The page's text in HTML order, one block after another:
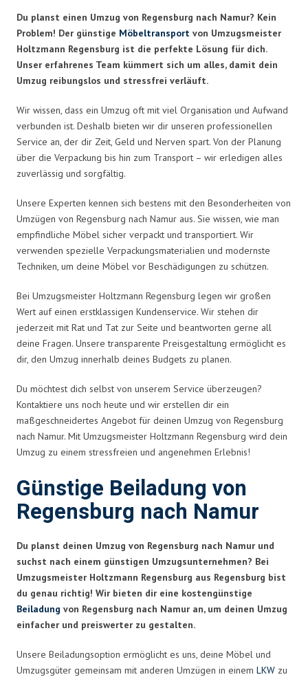
Du planst einen Umzug von Regensburg nach Namur? Kein
Problem! Der günstige Möbeltransport von Umzugsmeister
Holtzmann Regensburg ist die perfekte Lösung für dich.
Unser erfahrenes Team kümmert sich um alles, damit dein
Umzug reibungslos und stressfrei verläuft.
Wir wissen, dass ein Umzug oft mit viel Organisation und Aufwand
verbunden ist. Deshalb bieten wir dir unseren professionellen
Service an, der dir Zeit, Geld und Nerven spart. Von der Planung
über die Verpackung bis hin zum Transport – wir erledigen alles
zuverlässig und sorgfältig.
Unsere Experten kennen sich bestens mit den Besonderheiten von
Umzügen von Regensburg nach Namur aus. Sie wissen, wie man
empfindliche Möbel sicher verpackt und transportiert. Wir
verwenden spezielle Verpackungsmaterialien und modernste
Techniken, um deine Möbel vor Beschädigungen zu schützen.
Bei Umzugsmeister Holtzmann Regensburg legen wir großen
Wert auf einen erstklassigen Kundenservice. Wir stehen dir
jederzeit mit Rat und Tat zur Seite und beantworten gerne all
deine Fragen. Unsere transparente Preisgestaltung ermöglicht es
dir, den Umzug innerhalb deines Budgets zu planen.
Du möchtest dich selbst von unserem Service überzeugen?
Kontaktiere uns noch heute und wir erstellen dir ein
maßgeschneidertes Angebot für deinen Umzug von Regensburg
nach Namur. Mit Umzugsmeister Holtzmann Regensburg wird dein
Umzug zu einem stressfreien und angenehmen Erlebnis!
Günstige Beiladung von
Regensburg nach Namur
Du planst deinen Umzug von Regensburg nach Namur und
suchst nach einem günstigen Umzugsunternehmen? Bei
Umzugsmeister Holtzmann Regensburg aus Regensburg bist
du genau richtig! Wir bieten dir eine kostengünstige
Beiladung von Regensburg nach Namur an, um deinen Umzug
einfacher und preiswerter zu gestalten.
Unsere Beiladungsoption ermöglicht es uns, deine Möbel und
Umzugsgüter gemeinsam mit anderen Umzügen in einem LKW zu